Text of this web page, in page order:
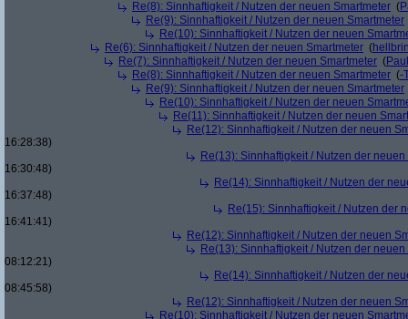
Re(8): Sinnhaftigkeit / Nutzen der neuen Smartmeter (
Re(9): Sinnhaftigkeit / Nutzen der neuen Smartmeter
Re(10): Sinnhaftigkeit / Nutzen der neuen
Re(6): Sinnhaftigkeit / Nutzen der neuen Smartmeter (
Re(7): Sinnhaftigkeit / Nutzen der neuen Smartmeter (
Re(8): Sinnhaftigkeit / Nutzen der neuen Smartmeter (-
Re(9): Sinnhaftigkeit / Nutzen der neuen Smartmeter
Re(10): Sinnhaftigkeit / Nutzen der neuen
Re(11): Sinnhaftigkeit / Nutzen der neuen
Re(12): Sinnhaftigkeit / Nutzen der neuen
16:28:38)
Re(13): Sinnhaftigkeit / Nutzen der neuen
16:30:48)
Re(14): Sinnhaftigkeit / Nutzen der
16:37:48)
Re(15): Sinnhaftigkeit / Nutzen der
16:41:41)
Re(12): Sinnhaftigkeit / Nutzen der neuen
Re(13): Sinnhaftigkeit / Nutzen der neuen
08:12:21)
Re(14): Sinnhaftigkeit / Nutzen der
08:45:58)
Re(12): Sinnhaftigkeit / Nutzen der neuen
Re(10): Sinnhaftigkeit / Nutzen der neuen